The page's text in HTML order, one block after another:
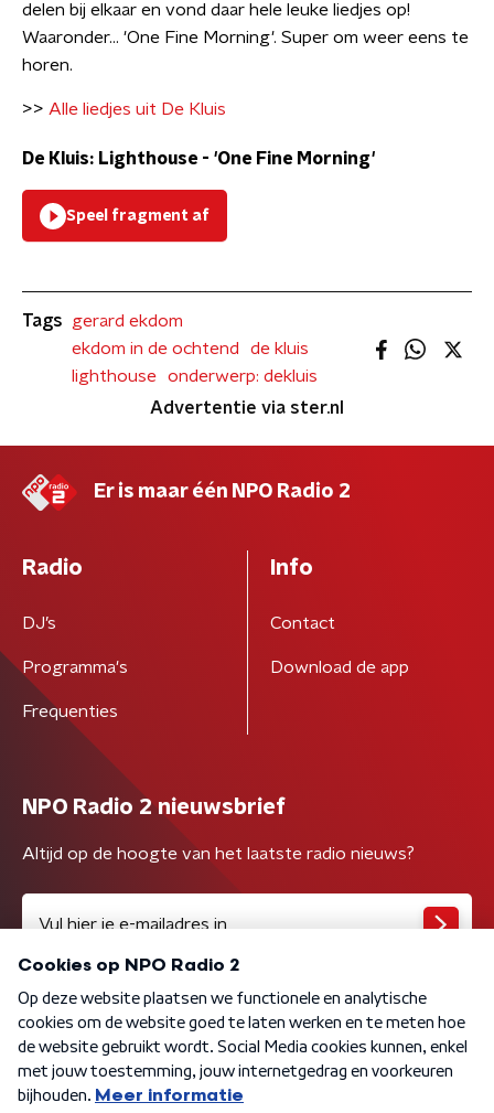
delen bij elkaar en vond daar hele leuke liedjes op!
Waaronder... 'One Fine Morning'. Super om weer eens te
horen.
>> Alle liedjes uit De Kluis
De Kluis: Lighthouse - 'One Fine Morning'
Speel fragment af
Tags
gerard ekdom
ekdom in de ochtend
de kluis
lighthouse
onderwerp: dekluis
Advertentie via ster.nl
Er is maar één NPO Radio 2
Radio
DJ’s
Programma's
Frequenties
Info
Contact
Download de app
NPO Radio 2 nieuwsbrief
Altijd op de hoogte van het laatste radio nieuws?
Algemene voorwaarden